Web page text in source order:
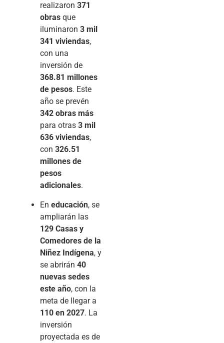
realizaron 371
obras que
iluminaron 3 mil
341 viviendas,
con una
inversión de
368.81 millones
de pesos. Este
año se prevén
342 obras más
para otras 3 mil
636 viviendas,
con 326.51
millones de
pesos
adicionales.
En educación, se
ampliarán las
129 Casas y
Comedores de la
Niñez Indígena, y
se abrirán 40
nuevas sedes
este año, con la
meta de llegar a
110 en 2027. La
inversión
proyectada es de